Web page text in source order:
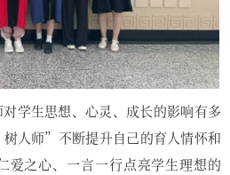
学生思想、心灵、成长的影响有多
人师”不断提升自己的育人情怀和
爱之心、一言一行点亮学生理想的